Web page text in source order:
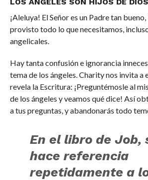
¡Aleluya! El Señor es un Padre tan
provisto todo lo que necesitamos,
angelicales.
Hay tanta confusión e ignorancia
tema de los ángeles. Charity nos invita a
revela la Escritura: ¡Preguntémosle al
de los ángeles y veamos qué dice! Así
a tus preguntas, y abandonarás todo
En el libro de Job,
hace referencia
repetidamente a